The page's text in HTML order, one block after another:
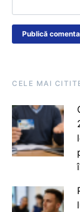
CELE MAI